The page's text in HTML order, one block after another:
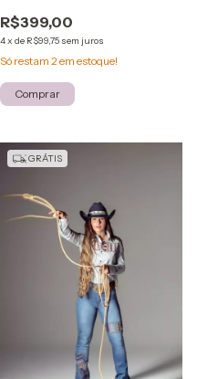
R$399,00
4x de R$99,75 sem juros
Só restam 2 em estoque!
Comprar
GRÁTIS